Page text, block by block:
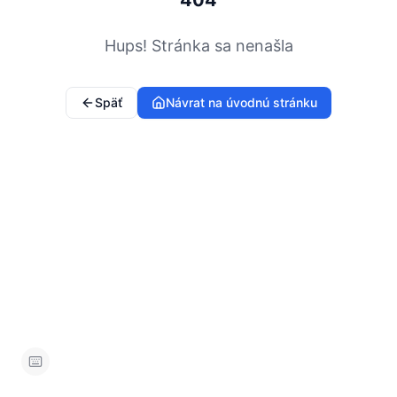
Hups! Stránka sa nenašla
Späť Návrat na úvodnú stránku